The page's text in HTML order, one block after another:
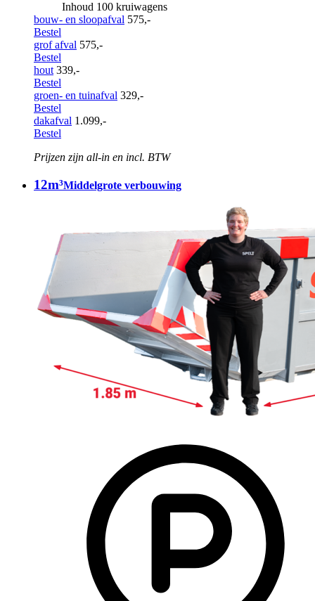
Inhoud 100 kruiwagens
bouw- en sloopafval 575,-
Bestel
grof afval 575,-
Bestel
hout 339,-
Bestel
groen- en tuinafval 329,-
Bestel
dakafval 1.099,-
Bestel
Prijzen zijn all-in en incl. BTW
12m³Middelgrote verbouwing